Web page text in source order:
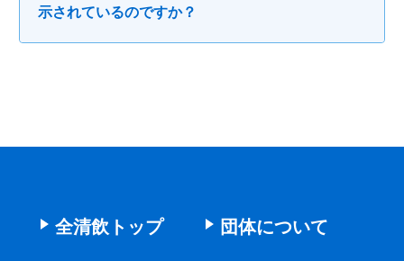
示されているのですか？
全清飲トップ 団体について